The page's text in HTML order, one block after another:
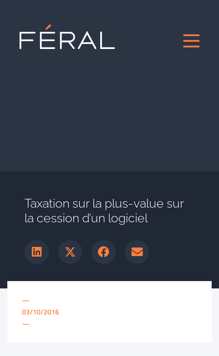
Taxation sur la plus-value sur
la cession d’un logiciel
—
03/10/2016
—